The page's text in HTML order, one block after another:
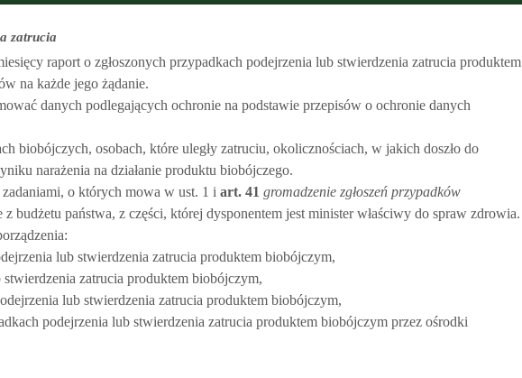
zatrucia
raport o zgłoszonych przypadkach podejrzenia lub stwierdzenia zatrucia produktem
na każde jego żądanie.
danych podlegających ochronie na podstawie przepisów o ochronie danych
biobójczych, osobach, które uległy zatruciu, okolicznościach, w jakich doszło do
narażenia na działanie produktu biobójczego.
o których mowa w ust. 1 i art. 41 gromadzenie zgłoszeń przypadków
z budżetu państwa, z części, której dysponentem jest minister właściwy do spraw zdrowia.
lub stwierdzenia zatrucia produktem biobójczym,
zatrucia produktem biobójczym,
lub stwierdzenia zatrucia produktem biobójczym,
podejrzenia lub stwierdzenia zatrucia produktem biobójczym przez ośrodki